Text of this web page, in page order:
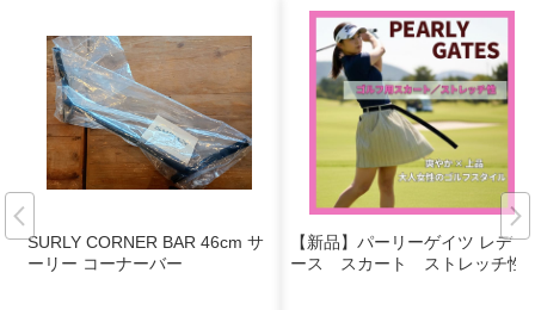
SURLY CORNER BAR 46cm サ
ーリー コーナーバー
【新品】パーリーゲイツ レディ
ース スカート ストレッチ性